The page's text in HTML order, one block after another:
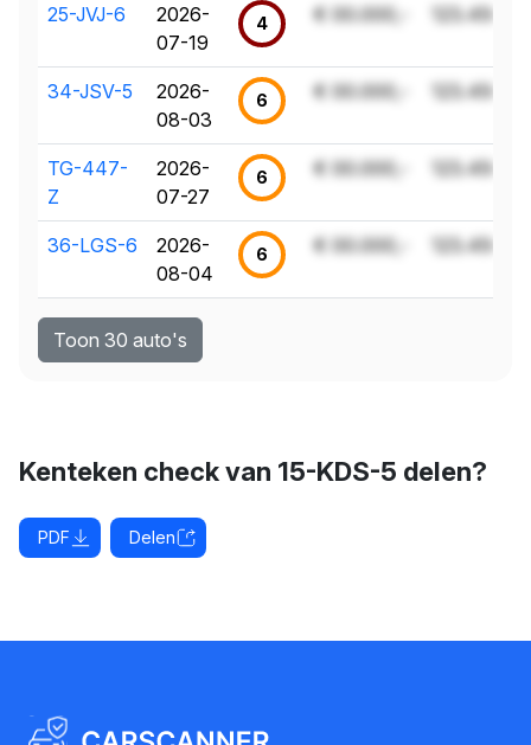
25-JVJ-6
2026-
07-19
4 € 00.000,- 123.456 km
34-JSV-5
2026-
08-03
6 € 00.000,- 123.456 km
TG-447-
Z
2026-
07-27
6 € 00.000,- 123.456 km
36-LGS-6
2026-
08-04
6 € 00.000,- 123.456 km
Toon 30 auto's
Kenteken check van 15-KDS-5 delen?
PDF Delen